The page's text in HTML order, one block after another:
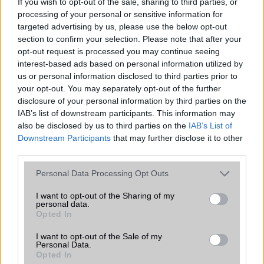
processing of your personal or sensitive information for
targeted advertising by us, please use the below opt-out
section to confirm your selection. Please note that after your
opt-out request is processed you may continue seeing
interest-based ads based on personal information utilized by
us or personal information disclosed to third parties prior to
your opt-out. You may separately opt-out of the further
disclosure of your personal information by third parties on the
IAB’s list of downstream participants. This information may
also be disclosed by us to third parties on the IAB’s List of
Downstream Participants that may further disclose it to other
Please note that this website/app uses one or more Google
not limited to your visit or usage behaviour. You may click to
grant or deny consent to Google and its third-party tags to
use your data for below specified purposes in below Google
consent section.
Personal Data Processing Opt Outs
I want to opt-out of the Sharing of my
personal data.
Opted In
I want to opt-out of the Sale of my
Personal Data.
Opted In
KAPCSOLÓDÓ HÍREK
Fotókon a 20 megapixeles Sony Xperia Honami
Íme az első hivatalos Sony Xperia Z1 videó!
Órákkal a bemutató előtt: Sony Xperia Z1 és a
csatlakoztatható lencsék
Sony Xperia Z1: 20 megapixel, vízálló burkolat
CES 2014: megjelent a Sony Xperia Z1 Compact
Új kamera fícsör a Sony Xperia Z1-ben
Tovább késik a Sony Xperia Z2 megjelenése